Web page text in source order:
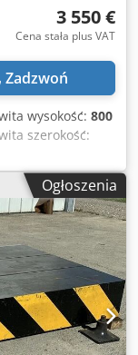
3 550 €
Cena stała plus VAT
Zadzwoń
wysokość: 800
szerokość:
wyposażenia
produkcji: 2026
CE: Brak - Model:
- Szerokość stołu
(dł. x szer. x
nie zawiera
VAT odliczalny
rozliczeniu
z
Ogłoszenia